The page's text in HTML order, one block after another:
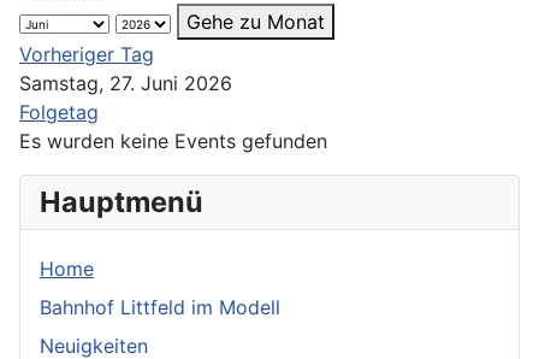
Gehe zu Monat
Vorheriger Tag
Samstag, 27. Juni 2026
Folgetag
Es wurden keine Events gefunden
Hauptmenü
Home
Bahnhof Littfeld im Modell
Neuigkeiten